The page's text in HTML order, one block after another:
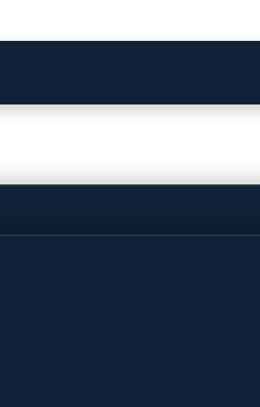
het
gebouwd en zal